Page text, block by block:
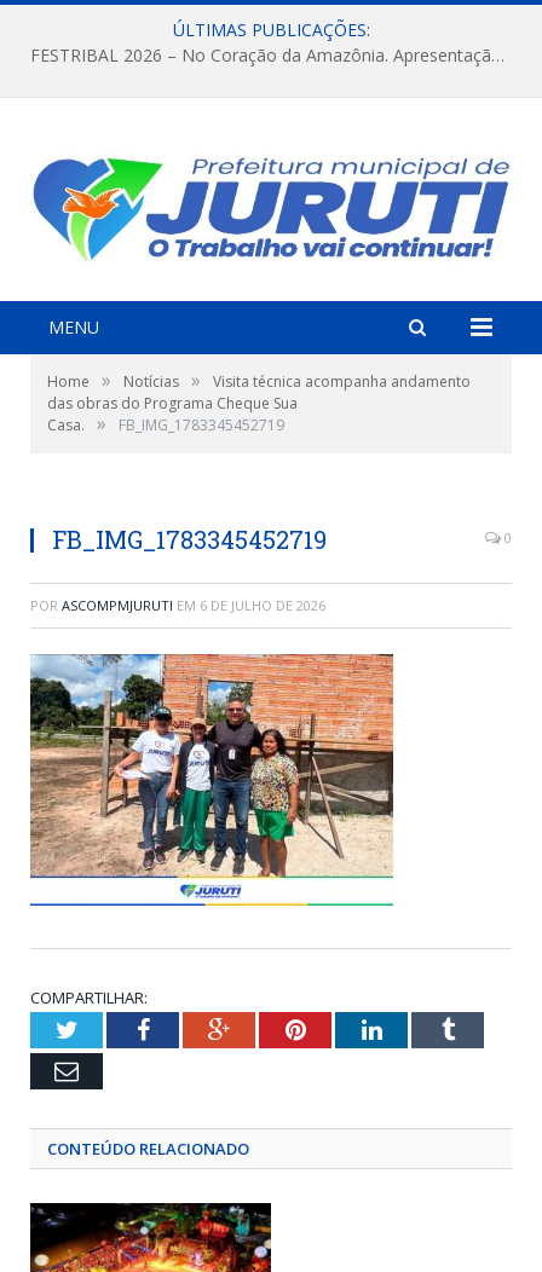
ÚLTIMAS PUBLICAÇÕES:
FESTRIBAL 2026 – No Coração da Amazônia. Apresentação da Munduruku.
MENU
Home » Notícias »
Visita técnica acompanha andamento
das obras do Programa Cheque Sua
Casa.
» FB_IMG_1783345452719
FB_IMG_1783345452719 0
POR ASCOMPMJURUTI EM 6 DE JULHO DE 2026
COMPARTILHAR:
TwitterFacebookGoogle+PinterestLinkedInTumblr
Email
CONTEÚDO RELACIONADO